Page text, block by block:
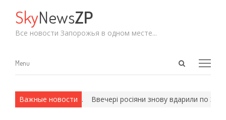
SkyNewsZP
Все новости Запорожья в одном месте...
Open
Menu
Menu
Важные новости
и армейские методы. Ввечері росіяни знову вдарили по